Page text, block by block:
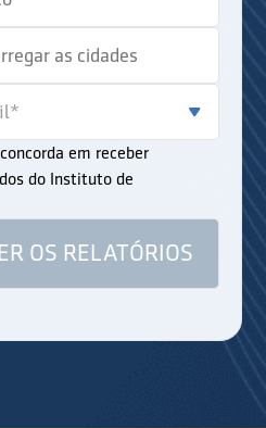
em receber
do Instituto de